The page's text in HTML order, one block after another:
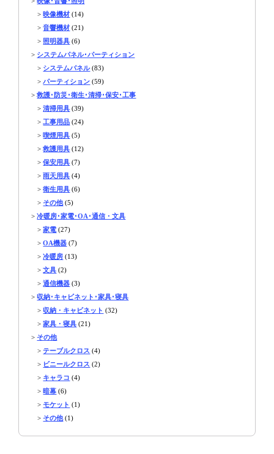
>映像機材 (14)
>音響機材 (21)
> 照明器具 (6)
> システムパネル･パーティション
> システムパネル(83)
>パーティション (59)
>救護･防災･衛生･清掃･保安･工事
>清掃用具 (39)
> 工事用品 (24)
>喫煙用具 (5)
>救護用具 (12)
>保安用具 (7)
>雨天用具 (4)
>衛生用具 (6)
> その他(5)
>冷暖房･家電･OA･通信・文具
>家電 (27)
>OA機器 (7)
>冷暖房 (13)
>文具 (2)
>通信機器 (3)
>収納･キャビネット･家具･寝具
>収納・キャビネット (32)
>家具・寝具 (21)
> その他
>テーブルクロス (4)
> ビニールクロス (2)
> キャラコ (4)
>暗幕 (6)
>モケット (1)
> その他(1)